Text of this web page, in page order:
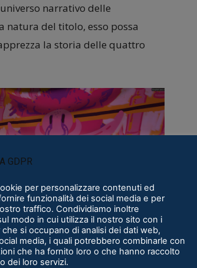
narrativo delle
natura del titolo, esso possa
la storia delle quattro
GDPR
per personalizzare contenuti ed
funzionalità dei social media e per
traffico. Condividiamo inoltre
modo in cui utilizza il nostro sito con i
si occupano di analisi dei dati web,
media, i quali potrebbero combinarle con
che ha fornito loro o che hanno raccolto
dei loro servizi.